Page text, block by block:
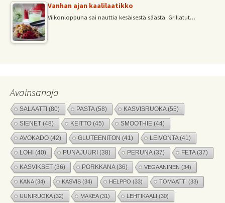
Vanhan ajan kaalilaatikko
Viikonloppuna sai nauttia kesäisestä säästä. Grillatut…
Avainsanoja
SALAATTI (80) PASTA(58) KASVISRUOKA(55)
SIENET (48) KEITTO (45) SMOOTHIE (44)
AVOKADO (42) GLUTEENITON (41) LEIVONTA(41)
LOHI (40) PUNAJUURI (38) PERUNA(37) FETA(37)
KASVIKSET (36) PORKKANA(36) VEGAANINEN (34)
KANA(34) KASVIS (34) HELPPO (33) TOMAATTI (33)
UUNIRUOKA(32) MAKEA(31) LEHTIKAALI (30)